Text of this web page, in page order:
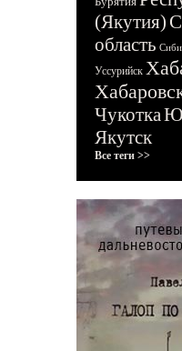
(Якутия)
область
Уссурийск
Чукотка
Якутск
Все теги >>